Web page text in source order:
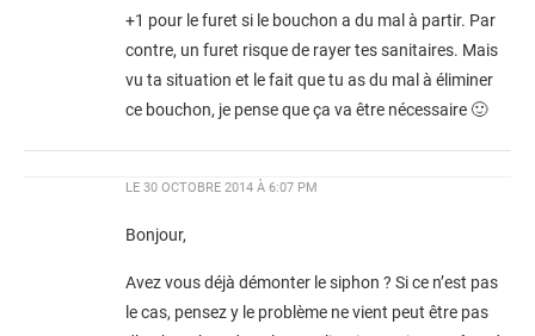
+1 pour le furet si le bouchon a du mal à partir. Par
contre, un furet risque de rayer tes sanitaires. Mais
vu ta situation et le fait que tu as du mal à éliminer
ce bouchon, je pense que ça va être nécessaire 🙂
LE 30 OCTOBRE 2014 À 6:07 PM
Bonjour,
Avez vous déjà démonter le siphon ? Si ce n’est pas
le cas, pensez y le problème ne vient peut être pas